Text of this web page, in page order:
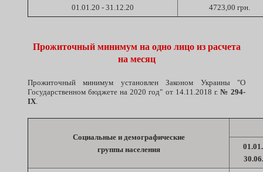
01.01.20 - 31.12.20 4723,00 грн.
Прожиточный минимум на одно лицо из расчета
на месяц
Прожиточный минимум установленЗаконом Украины "О
Государственном бюджете на 2020 год" от 14.11.2018 г. № 294-
IX
Социальные и демографические
группы населения